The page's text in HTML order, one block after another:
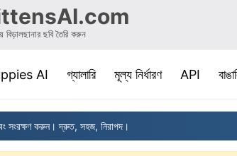
বিড়ালছানার ছবি তৈরি করুন
AI(current)
গ্যালারি মূল্য নির্ধারণ API
করুন। দ্রুত, সহজ, নিরাপদ।